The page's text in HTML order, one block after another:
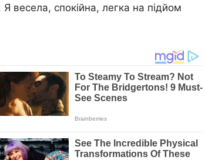
весела, спокійна, легка на підйом